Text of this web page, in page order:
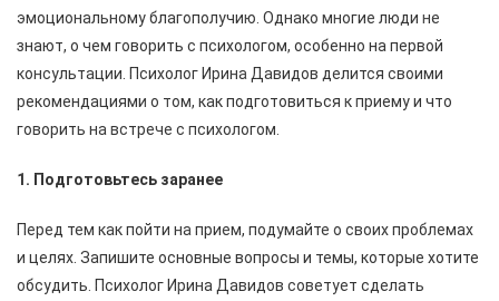
эмоциональному благополучию. Однако многие люди не
знают, о чем говорить с психологом, особенно на первой
консультации. Психолог Ирина Давидов делится своими
рекомендациями о том, как подготовиться к приему и что
говорить на встрече с психологом.
1. Подготовьтесь заранее
Перед тем как пойти на прием, подумайте о своих проблемах
и целях. Запишите основные вопросы и темы, которые хотите
обсудить. Психолог Ирина Давидов советует сделать